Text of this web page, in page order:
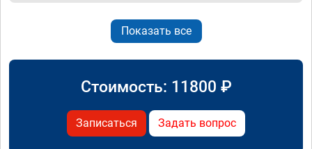
Показать все
Стоимость: 11800 ₽
Записаться Задать вопрос